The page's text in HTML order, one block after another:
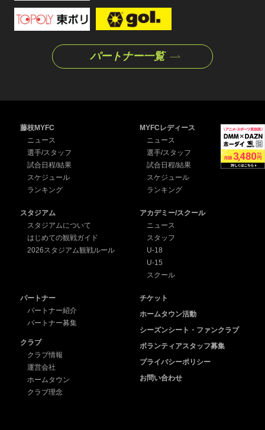
パートナー一覧
藤枝MYFC
ニュース
選手/スタッフ
試合日程/結果
スケジュール
ランキング
MYFCレディース
ニュース
選手/スタッフ
試合日程/結果
スケジュール
ランキング
スタジアム
スタジアムについて
はじめての観戦ガイド
2026スタジアム観戦ルール
アカデミー/スクール
ニュース
スタッフ
U-18
U-15
スクール
パートナー
パートナー紹介
パートナー募集
クラブ
クラブ情報
運営会社
ホームタウン
クラブ理念
チケット
ホームタウン活動
シーズンシート・ファンクラブ
ボランティアスタッフ募集
プライバシーポリシー
お問い合わせ